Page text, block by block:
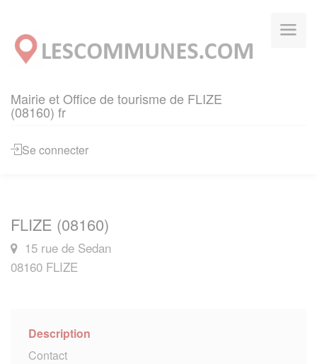
Mairie et Office de tourisme de FLIZE
(08160) fr
Se connecter
FLIZE (08160)
15 rue de Sedan
08160 FLIZE
Description
Contact